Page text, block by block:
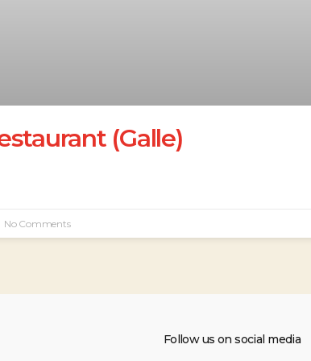
(Galle)
No Comments
Follow us on social media